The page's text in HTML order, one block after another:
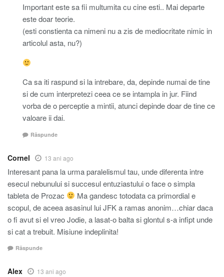
Important este sa fii multumita cu cine esti.. Mai departe
este doar teorie.
(esti constienta ca nimeni nu a zis de mediocritate nimic in
articolul asta, nu?)
Ca sa iti raspund si la intrebare, da, depinde numai de tine
si de cum interpretezi ceea ce se intampla in jur. Fiind
vorba de o perceptie a mintii, atunci depinde doar de tine ce
valoare ii dai.
Răspunde
Cornel 13 ani ago
Interesant pana la urma paralelismul tau, unde diferenta intre
esecul nebunului si succesul entuziastului o face o simpla
tableta de Prozac
Ma gandesc totodata ca primordial e
scopul, de aceea asasinul lui JFK a ramas anonim…chiar daca
o fi avut si el vreo Jodie, a lasat-o balta si glontul s-a infipt unde
si cat a trebuit. Misiune indeplinita!
Răspunde
Alex 13 ani ago